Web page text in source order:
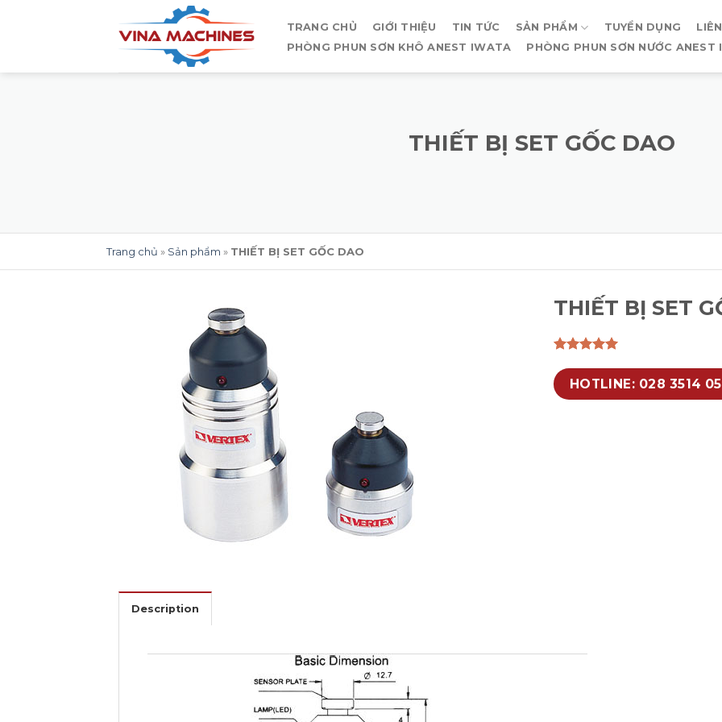
TRANG CHỦ GIỚI THIỆU TIN TỨC SẢN PHẨM TUYỂN DỤNG
PHÒNG PHUN SƠN KHÔ ANEST IWATA
PHÒNG PHUN SƠN NƯỚC ANEST
THIẾT BỊ SET GỐC DAO
Trang chủ » Sản phẩm » THIẾT BỊ SET GỐC DAO
THIẾT BỊ SET
HOTLINE: 028 3514
Description